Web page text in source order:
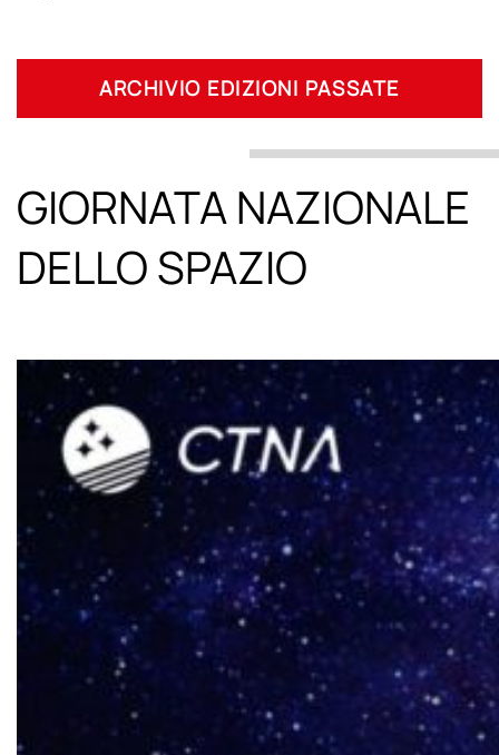
ARCHIVIO EDIZIONI PASSATE
GIORNATA NAZIONALE
DELLO SPAZIO